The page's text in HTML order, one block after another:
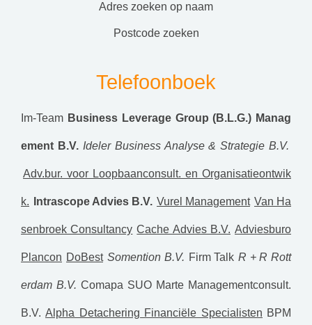
adres zoeken op naam
postcode zoeken
Telefoonboek
Im-Team Business Leverage Group (B.L.G.) Manag
ement B.V. Ideler Business Analyse & Strategie B.V.
Adv.bur. voor Loopbaanconsult. en Organisatieontwik
k. Intrascope Advies B.V. Vurel Management Van Ha
senbroek Consultancy Cache Advies B.V. Adviesburo
Plancon DoBest Somention B.V. Firm Talk R + R Rott
erdam B.V. Comapa SUO Marte Managementconsult.
B.V. Alpha Detachering Financiële Specialisten BPM